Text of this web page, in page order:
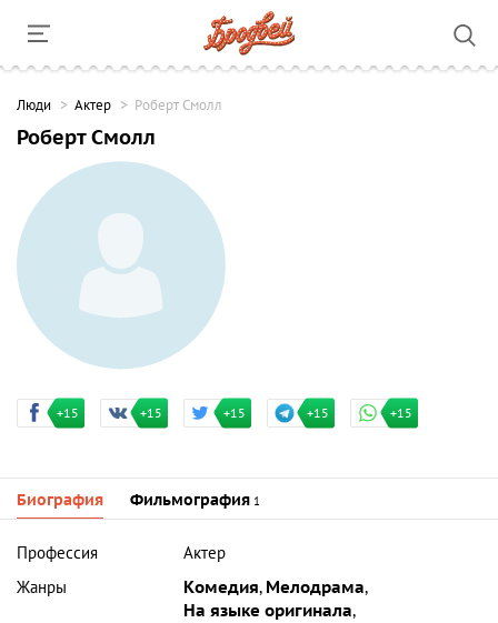
Люди Актер Роберт Смолл
Роберт Смолл
+15 +15 +15 +15 +15
Биография Фильмография 1
Профессия
Актер
Жанры
Комедия, Мелодрама,
На языке оригинала,